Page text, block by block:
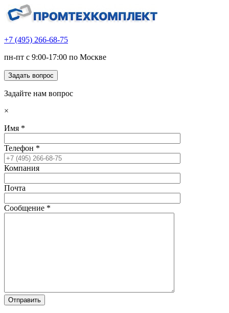
+7 (495) 266-68-75
пн-пт с 9:00-17:00 по Москве
Задать вопрос
Задайте нам вопрос
×
Имя *
Телефон *
Компания
Почта
Сообщение *